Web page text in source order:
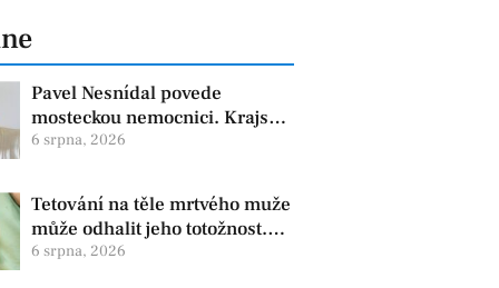
Pavel Nesnídal povede
mosteckou nemocnici. Krajská
zdravotní oznámila změnu ve
6 srpna, 2026
Tetování na těle mrtvého muže
může odhalit jeho totožnost.
Policie žádá o pomoc
6 srpna, 2026